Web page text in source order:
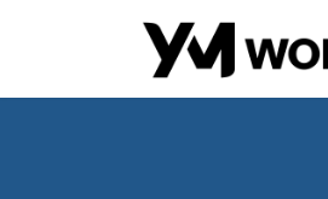
ン
ー